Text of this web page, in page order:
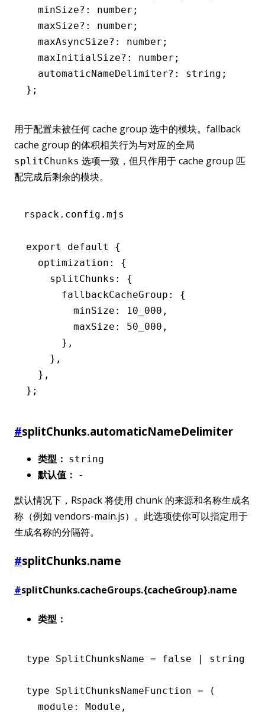
  minSize
?: number ;
  maxSize
?: number ;
  maxAsyncSize
?: number ;
  maxInitialSize
?: number ;
  automaticNameDelimiter
?: string ;
};
用于配置未被任何 cache group 选中的模块。fallback
cache group 的体积相关行为与对应的全局
splitChunks 选项一致，但只作用于 cache group 匹
配完成后剩余的模块。
rspack.config.mjs
export default
{
  optimization
:
{
    splitChunks
:
{
      fallbackCacheGroup
:
{
        minSize
: 10_000 ,
        maxSize
: 50_000 ,
      }
,
    }
,
  }
,
};
#splitChunks.automaticNameDelimiter
类型： string
默认值： -
默认情况下，Rspack 将使用 chunk 的来源和名称生成名
称（例如 vendors-main.js）。此选项使你可以指定用于
生成名称的分隔符。
#splitChunks.name
#splitChunks.cacheGroups.{cacheGroup}.name
类型：
type SplitChunksName = false | string
type SplitChunksNameFunction = (
  module
: Module ,